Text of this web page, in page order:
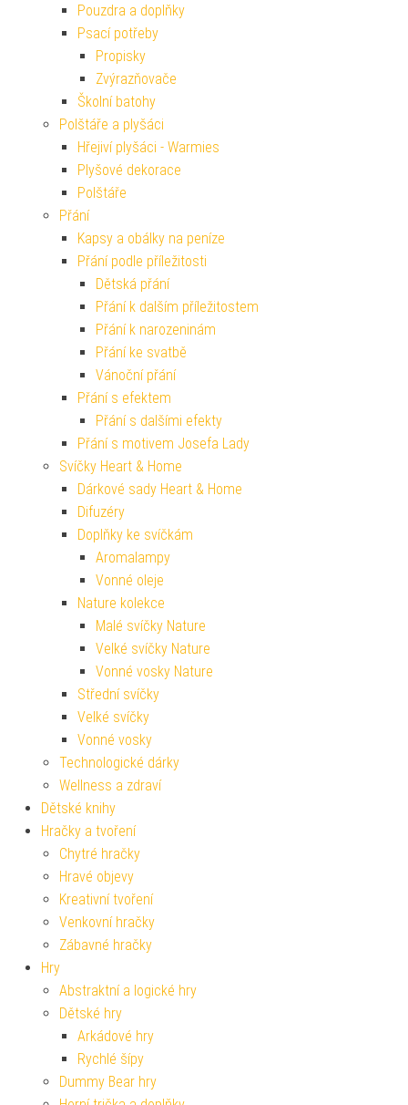
Pouzdra a doplňky
Psací potřeby
Propisky
Zvýrazňovače
Školní batohy
Polštáře a plyšáci
Hřejiví plyšáci - Warmies
Plyšové dekorace
Polštáře
Přání
Kapsy a obálky na peníze
Přání podle příležitosti
Dětská přání
Přání k dalším příležitostem
Přání k narozeninám
Přání ke svatbě
Vánoční přání
Přání s efektem
Přání s dalšími efekty
Přání s motivem Josefa Lady
Svíčky Heart & Home
Dárkové sady Heart & Home
Difuzéry
Doplňky ke svíčkám
Aromalampy
Vonné oleje
Nature kolekce
Malé svíčky Nature
Velké svíčky Nature
Vonné vosky Nature
Střední svíčky
Velké svíčky
Vonné vosky
Technologické dárky
Wellness a zdraví
Dětské knihy
Hračky a tvoření
Chytré hračky
Hravé objevy
Kreativní tvoření
Venkovní hračky
Zábavné hračky
Hry
Abstraktní a logické hry
Dětské hry
Arkádové hry
Rychlé šípy
Dummy Bear hry